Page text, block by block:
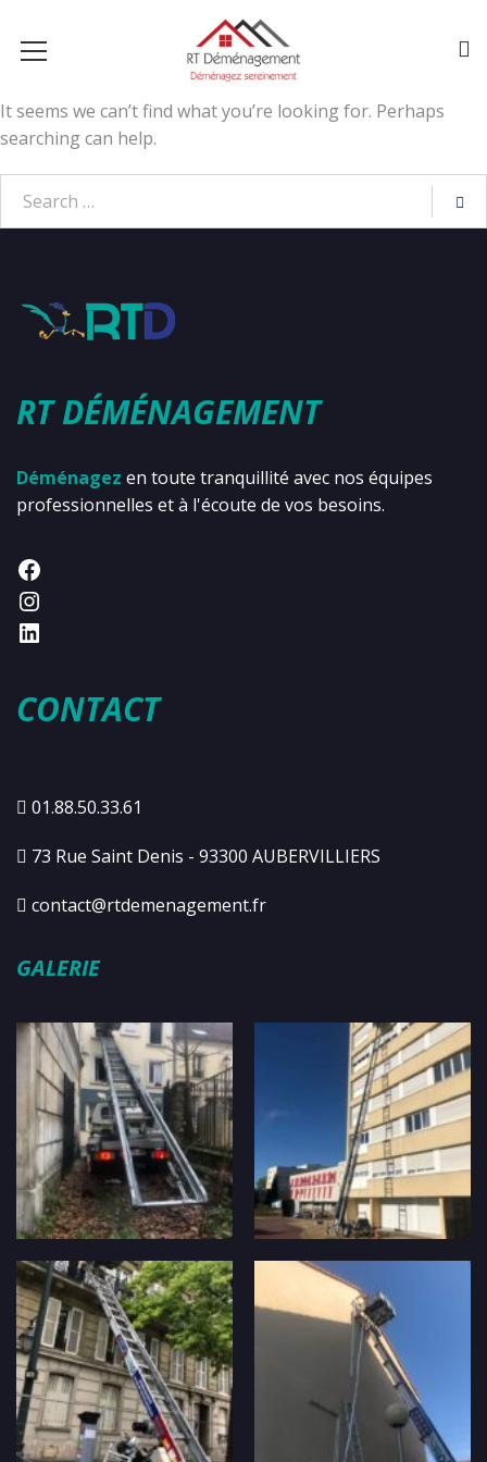
It seems we can’t find what you’re looking for. Perhaps
searching can help.
RT DÉMÉNAGEMENT
Déménagez en toute tranquillité avec nos équipes
professionnelles et à l'écoute de vos besoins.
CONTACT
01.88.50.33.61
73 Rue Saint Denis - 93300 AUBERVILLIERS
contact@rtdemenagement.fr
GALERIE